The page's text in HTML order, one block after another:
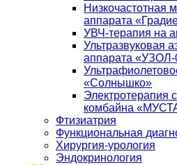
Низкочастотная
аппарата
УВЧ-терапия на
Ультразвуковая
аппарата
«Солнышко»
Электротерапия
комбайна
Фтизиатрия
Функциональная
Хирургия-урология
Эндокринология